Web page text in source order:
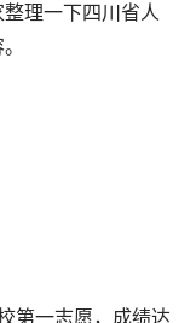
理一下四川省人
一志愿，成绩达